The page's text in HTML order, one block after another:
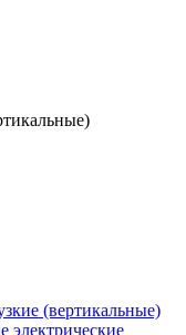
(вертикальные)
электрические